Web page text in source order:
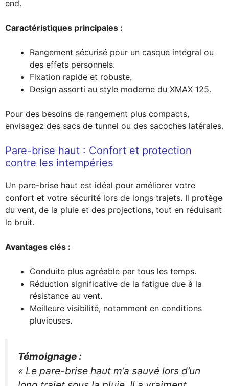
end.
Caractéristiques principales :
Rangement sécurisé pour un casque intégral ou
des effets personnels.
Fixation rapide et robuste.
Design assorti au style moderne du XMAX 125.
Pour des besoins de rangement plus compacts,
envisagez des sacs de tunnel ou des sacoches latérales.
Pare-brise haut : Confort et protection
contre les intempéries
Un pare-brise haut est idéal pour améliorer votre
confort et votre sécurité lors de longs trajets. Il protège
du vent, de la pluie et des projections, tout en réduisant
le bruit.
Avantages clés :
Conduite plus agréable par tous les temps.
Réduction significative de la fatigue due à la
résistance au vent.
Meilleure visibilité, notamment en conditions
pluvieuses.
Témoignage :
« Le pare-brise haut m’a sauvé lors d’un